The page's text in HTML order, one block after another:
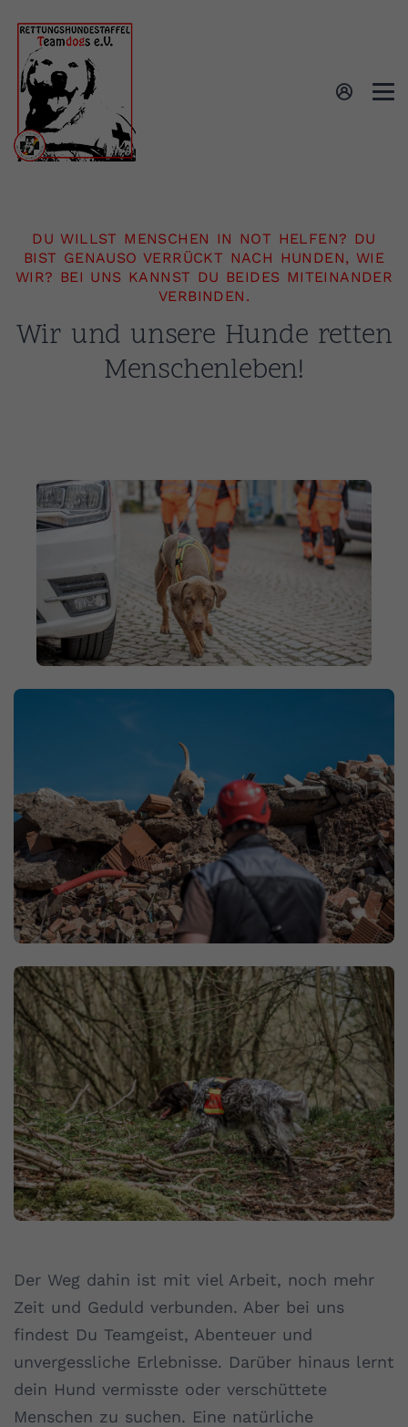
DU WILLST MENSCHEN IN NOT HELFEN? DU
BIST GENAUSO VERRÜCKT NACH HUNDEN, WIE
WIR? BEI UNS KANNST DU BEIDES MITEINANDER
VERBINDEN.
Wir und unsere Hunde retten
Menschenleben!
Der Weg dahin ist mit viel Arbeit, noch mehr
Zeit und Geduld verbunden. Aber bei uns
findest Du Teamgeist, Abenteuer und
unvergessliche Erlebnisse. Darüber hinaus lernt
dein Hund vermisste oder verschüttete
Menschen zu suchen. Eine natürliche